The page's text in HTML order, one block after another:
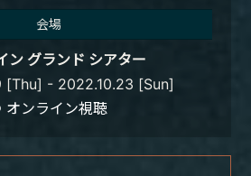
会場
ン グランド シアター
[Thu] - 2022.10.23 [Sun]
オンライン視聴